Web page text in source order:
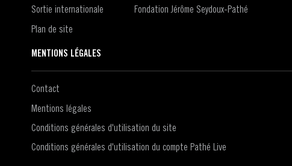
Sortie internationale
Plan de site
Fondation Jérôme Seydoux-Pathé
MENTIONS LÉGALES
Contact
Mentions légales
Conditions générales d'utilisation du site
Conditions générales d'utilisation du compte Pathé Live